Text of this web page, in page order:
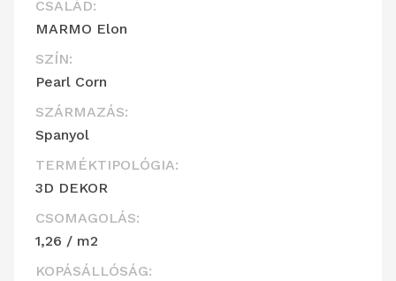
CSALÁD:
MARMO Elon
SZÍN:
Pearl Corn
SZÁRMAZÁS:
Spanyol
TERMÉKTIPOLÓGIA:
3D DEKOR
CSOMAGOLÁS:
1,26 / m2
KOPÁSÁLLÓSÁG: